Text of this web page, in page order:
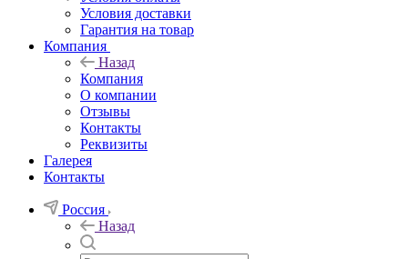
Условия доставки
Гарантия на товар
Компания
Назад
Компания
О компании
Отзывы
Контакты
Реквизиты
Галерея
Контакты
Россия
Назад